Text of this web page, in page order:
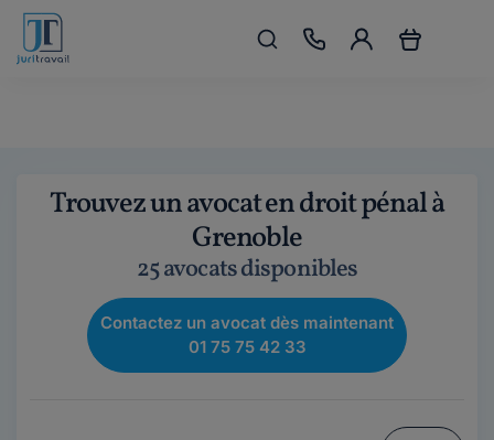
Trouvez un avocat en droit pénal à
Grenoble
25 avocats disponibles
Contactez un avocat dès maintenant
01 75 75 42 33